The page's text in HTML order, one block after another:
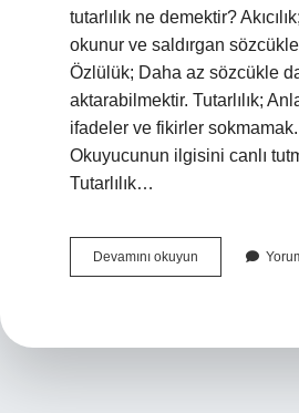
tutarlılık ne demektir?
okunur ve saldırgan
Özlülük; Daha az sözcükle
aktarabilmektir. Tutarlılık;
ifadeler ve fikirler
Okuyucunun ilgisini canlı
Tutarlılık…
Devamını okuyun Tutarlılık
Nedir